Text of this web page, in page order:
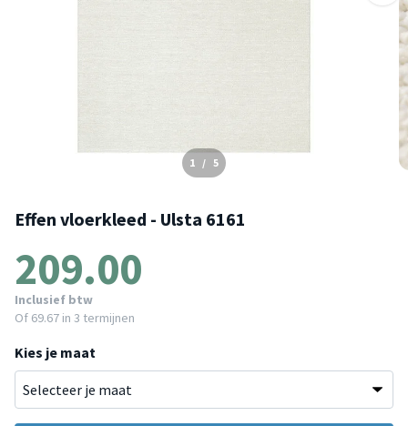
1 / 5
Effen vloerkleed - Ulsta 6161
209.00
Inclusief btw
Of 69.67 in 3 termijnen
Kies je maat